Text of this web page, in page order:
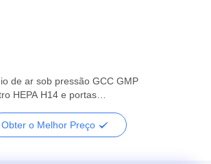
de ar sob pressão GCC GMP
HEPA H14 e portas
Obter o Melhor Preço